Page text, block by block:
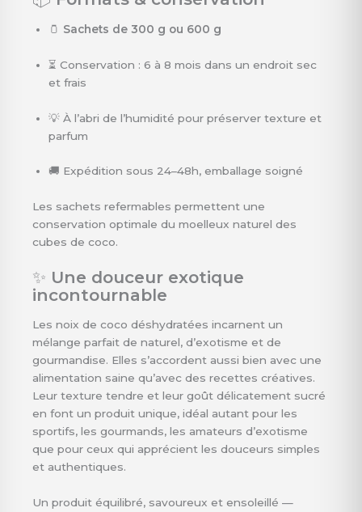
🫙 Sachets de 300 g ou 600 g
⏳ Conservation : 6 à 8 mois dans un endroit sec
et frais
💡 À l’abri de l’humidité pour préserver texture et
parfum
🚚 Expédition sous 24–48h, emballage soigné
Les sachets refermables permettent une
conservation optimale du moelleux naturel des
cubes de coco.
✨ Une douceur exotique
incontournable
Les noix de coco déshydratées incarnent un
mélange parfait de naturel, d’exotisme et de
gourmandise. Elles s’accordent aussi bien avec une
alimentation saine qu’avec des recettes créatives.
Leur texture tendre et leur goût délicatement sucré
en font un produit unique, idéal autant pour les
sportifs, les gourmands, les amateurs d’exotisme
que pour ceux qui apprécient les douceurs simples
et authentiques.
Un produit équilibré, savoureux et ensoleillé —